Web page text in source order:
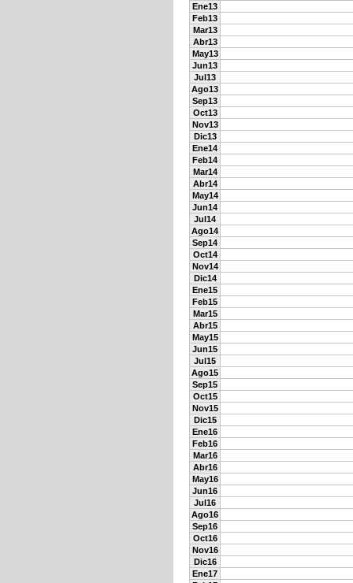
Ene13
Feb13
Mar13
Abr13
May13
Jun13
Jul13
Ago13
Sep13
Oct13
Nov13
Dic13
Ene14
Feb14
Mar14
Abr14
May14
Jun14
Jul14
Ago14
Sep14
Oct14
Nov14
Dic14
Ene15
Feb15
Mar15
Abr15
May15
Jun15
Jul15
Ago15
Sep15
Oct15
Nov15
Dic15
Ene16
Feb16
Mar16
Abr16
May16
Jun16
Jul16
Ago16
Sep16
Oct16
Nov16
Dic16
Ene17